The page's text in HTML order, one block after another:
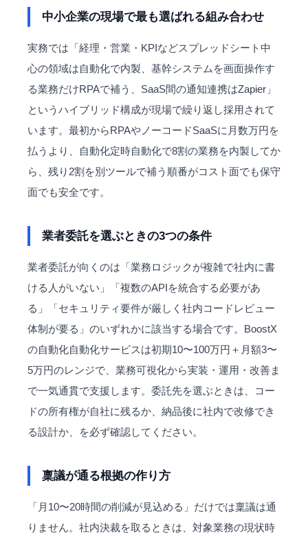
中小企業の現場で最も選ばれる組み合わせ
実務では「経理・営業・KPIなどスプレッドシート中
心の領域は自動化で内製、基幹システムを画面操作す
る業務だけRPAで補う、SaaS間の通知連携はZapier」
というハイブリッド構成が現場で繰り返し採用されて
います。最初からRPAやノーコードSaaSに月数万円を
払うより、自動化定時自動化で8割の業務を内製してか
ら、残り2割を別ツールで補う順番がコスト面でも保守
面でも安全です。
業者委託を選ぶときの3つの条件
業者委託が向くのは「業務ロジックが複雑で社内に書
ける人がいない」「複数のAPIを統合する必要があ
る」「セキュリティ要件が厳しく社内コードレビュー
体制が要る」のいずれかに該当する場合です。BoostX
の自動化自動化サービスは初期10〜100万円＋月額3〜
5万円のレンジで、業務可視化から実装・運用・改善ま
で一気通貫で支援します。委託先を選ぶときは、コー
ドの所有権が自社に残るか、納品後に社内で改修でき
る設計か、を必ず確認してください。
稟議が通る根拠の作り方
「月10〜20時間の削減が見込める」だけでは稟議は通
りません。社内決裁を取るときは、対象業務の現状時